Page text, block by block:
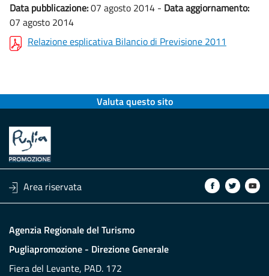
Data pubblicazione:07 agosto 2014 - Data aggiornamento:
07 agosto 2014
Relazione esplicativa Bilancio di Previsione 2011
Valuta questo sito
Area riservata
Agenzia Regionale del Turismo
Pugliapromozione - Direzione Generale
Fiera del Levante, PAD. 172